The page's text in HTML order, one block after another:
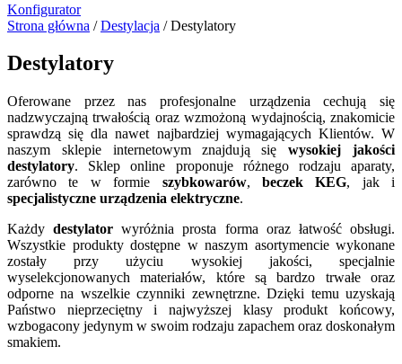
Konfigurator
Strona główna /Destylacja / Destylatory
Destylatory
Oferowane przez nas profesjonalne urządzenia cechują się
nadzwyczajną trwałością oraz wzmożoną wydajnością, znakomicie
sprawdzą się dla nawet najbardziej wymagających Klientów. W
naszym sklepie internetowym znajdują sięwysokiej jakości
destylatory. Sklep online proponuje różnego rodzaju aparaty,
zarówno te w formie szybkowarów, beczek KEG, jak i
specjalistyczne urządzenia elektryczne.
Każdydestylator wyróżnia prosta forma oraz łatwość obsługi.
Wszystkie produkty dostępne w naszym asortymencie wykonane
zostały przy użyciu wysokiej jakości, specjalnie
wyselekcjonowanych materiałów, które są bardzo trwałe oraz
odporne na wszelkie czynniki zewnętrzne. Dzięki temu uzyskają
Państwo nieprzeciętny i najwyższej klasy produkt końcowy,
wzbogacony jedynym w swoim rodzaju zapachem oraz doskonałym
smakiem.